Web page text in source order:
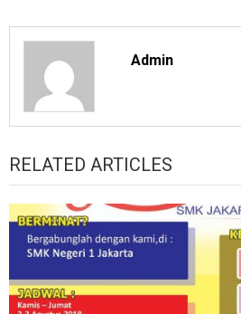
Admin
RELATED ARTICLES